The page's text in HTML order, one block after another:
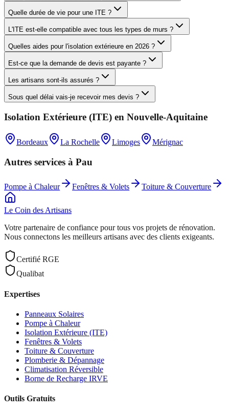
Quelle durée de vie pour une ITE ?
L'ITE est-elle compatible avec tous les types de murs ?
Quelles aides pour l'isolation extérieure en 2026 ?
Est-ce que la demande de devis est payante ?
Les artisans sont-ils assurés ?
Sous quel délai vais-je recevoir mes devis ?
Isolation Extérieure (ITE) en Nouvelle-Aquitaine
Bordeaux La Rochelle Limoges Mérignac
Autres services à Pau
Pompe à Chaleur Fenêtres & Volets Toiture & Couverture
Le Coin desArtisans
Votre partenaire de confiance pour tous vos projets de rénovation.
Nous connectons les meilleurs artisans avec des clients exigeants.
Certifié RGE
Qualibat
Expertises
Panneaux Solaires
Pompe à Chaleur
Isolation Extérieure (ITE)
Fenêtres & Volets
Toiture & Couverture
Plomberie & Dépannage
Climatisation Réversible
Borne de Recharge IRVE
Outils Gratuits